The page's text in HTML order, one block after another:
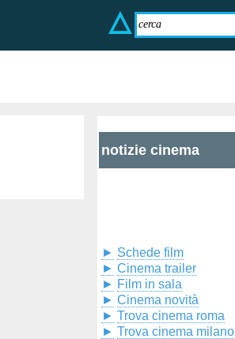
notizie cinema
► Schede film
► Cinema trailer
► Film in sala
► Cinema novità
► Trova cinema roma
► Trova cinema milano